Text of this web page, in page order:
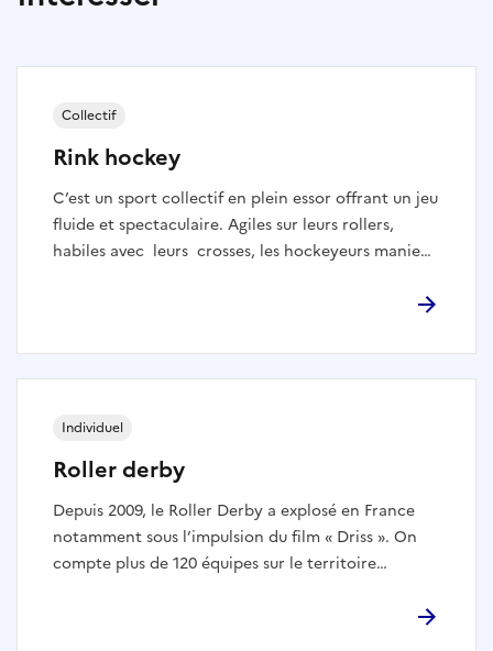
Rink hockey
C’est un sport collectif en plein essor offrant un jeu
fluide et spectaculaire. Agiles sur leurs rollers,
habiles avec leurs crosses, les hockeyeurs manient
Collectif
Roller derby
Depuis 2009, le Roller Derby a explosé en France
notamment sous l’impulsion du film « Driss ». On
compte plus de 120 équipes sur le territoire
autour d’une piste : une « jammeuse » doit franchir
Individuel